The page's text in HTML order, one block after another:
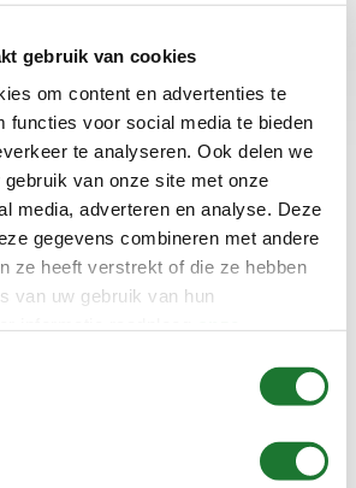
gebruik van cookies
om content en advertenties te
functies voor social media te bieden
te analyseren. Ook delen we
van onze site met onze
media, adverteren en analyse. Deze
gegevens combineren met andere
ze heeft verstrekt of die ze hebben
van uw gebruik van hun
Type 174
Type Steel Trap™